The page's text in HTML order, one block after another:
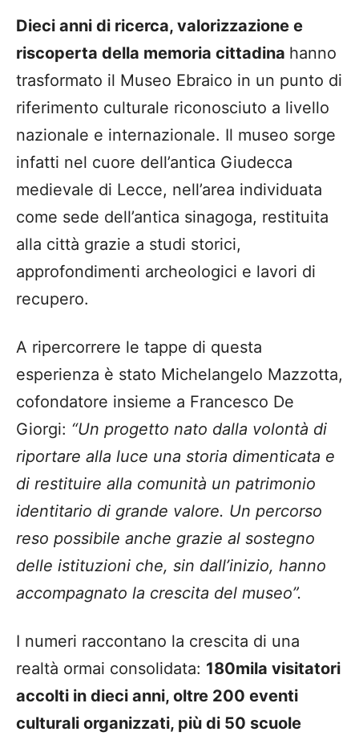
Dieci anni di ricerca, valorizzazione e
riscoperta della memoria cittadina hanno
trasformato il Museo Ebraico in un punto di
riferimento culturale riconosciuto a livello
nazionale e internazionale. Il museo sorge
infatti nel cuore dell’antica Giudecca
medievale di Lecce, nell’area individuata
come sede dell’antica sinagoga, restituita
alla città grazie a studi storici,
approfondimenti archeologici e lavori di
recupero.
A ripercorrere le tappe di questa
esperienza è stato Michelangelo Mazzotta,
cofondatore insieme a Francesco De
Giorgi: “Un progetto nato dalla volontà di
riportare alla luce una storia dimenticata e
di restituire alla comunità un patrimonio
identitario di grande valore. Un percorso
reso possibile anche grazie al sostegno
delle istituzioni che, sin dall’inizio, hanno
accompagnato la crescita del museo”.
I numeri raccontano la crescita di una
realtà ormai consolidata: 180mila visitatori
accolti in dieci anni, oltre 200 eventi
culturali organizzati, più di 50 scuole